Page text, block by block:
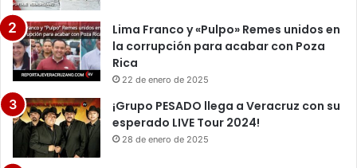
Lima Franco y «Pulpo» Remes unidos en
la corrupción para acabar con Poza
Rica
22 de enero de 2025
¡Grupo PESADO llega a Veracruz con su
esperado LIVE Tour 2024!
28 de enero de 2025